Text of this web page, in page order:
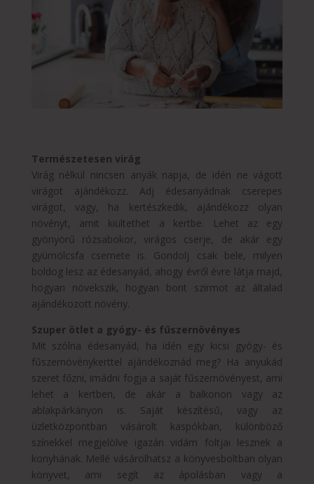
Természetesen virág
Virág nélkül nincsen anyák napja, de idén ne vágott
virágot ajándékozz. Adj édesanyádnak cserepes
virágot, vagy, ha kertészkedik, ajándékozz olyan
növényt, amit kiültethet a kertbe. Lehet az egy
gyönyörű rózsabokor, virágos cserje, de akár egy
gyümölcsfa csemete is. Gondolj csak bele, milyen
boldog lesz az édesanyád, ahogy évről évre látja majd,
hogyan növekszik, hogyan bont szirmot az általad
ajándékozott növény.
Szuper ötlet a gyógy- és fűszernövényes
Mit szólna édesanyád, ha idén egy kicsi gyógy- és
fűszernövénykerttel ajándékoznád meg? Ha anyukád
szeret főzni, imádni fogja a saját fűszernövényest, ami
lehet a kertben, de akár a balkonon vagy az
ablakpárkányon is. Saját készítésű, vagy az
üzletközpontban vásárolt kaspókban, különböző
színekkel megjelölve igazán vidám foltjai lesznek a
konyhának. Mellé vásárolhatsz a könyvesboltban olyan
könyvet, ami segít az ápolásban vagy a